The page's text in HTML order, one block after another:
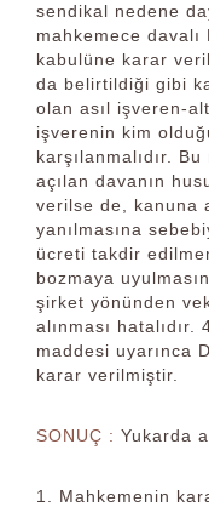
sendikal nedene
mahkemece davalı
kabulüne karar
da belirtildiği gibi
olan asıl işveren-
işverenin kim
karşılanmalıdır.
açılan davanın
verilse de, kanuna
yanılmasına
ücreti takdir
bozmaya
şirket yönünden
alınması hatalıdır.
maddesi uyarınca
karar verilmiştir.
SONUÇ : Yukarda
1. Mahkemenin